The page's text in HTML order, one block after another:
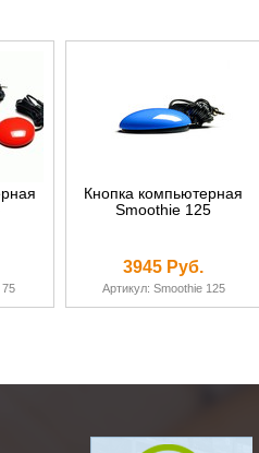
75
Кнопка компьютерная
Smoothie 125
3945 Руб.
Артикул: Smoothie 125